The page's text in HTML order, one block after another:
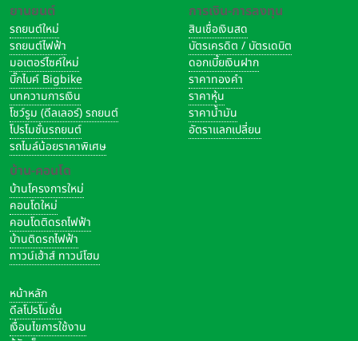
ยานยนต์
รถยนต์ใหม่
รถยนต์ไฟฟ้า
มอเตอร์ไซค์ใหม่
บิ๊กไบค์ Bigbike
บทความการเงิน
โชว์รูม (ดีลเลอร์) รถยนต์
โปรโมชั่นรถยนต์
รถไมล์น้อยราคาพิเศษ
บ้าน-คอนโด
บ้านโครงการใหม่
คอนโดใหม่
คอนโดติดรถไฟฟ้า
บ้านติดรถไฟฟ้า
ทาวน์เฮ้าส์ ทาวน์โฮม
การเงิน-การลงทุน
สินเชื่อเงินสด
บัตรเครดิต / บัตรเดบิต
ดอกเบี้ยเงินฝาก
ราคาทองคำ
ราคาหุ้น
ราคาน้ำมัน
อัตราแลกเปลี่ยน
หน้าหลัก
ดีลโปรโมชั่น
เงื่อนไขการใช้งาน